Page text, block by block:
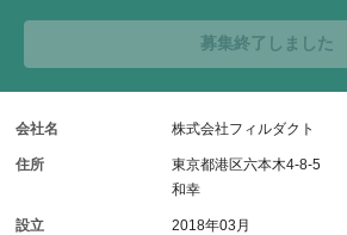
募集終了しました
会社名 株式会社フィルダクト
住所
東京都港区六本木4-8-5
和幸
設立 2018年03月